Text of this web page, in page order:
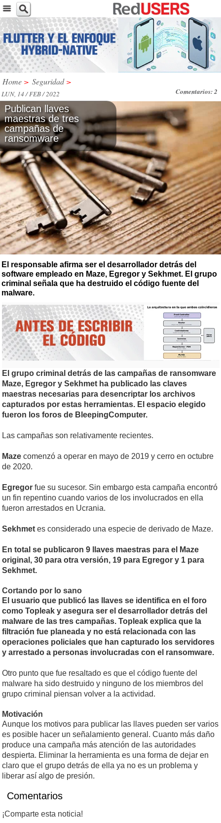
Home > Seguridad >
Comentarios: 2
LUN, 14 / FEB / 2022
Publican llaves
maestras de tres
campañas de
ransomware
El responsable afirma ser el desarrollador detrás del
software empleado en Maze, Egregor y Sekhmet. El grupo
criminal señala que ha destruido el código fuente del
malware.
El grupo criminal detrás de las campañas de ransomware
Maze, Egregor y Sekhmet ha publicado las claves
maestras necesarias para desencriptar los archivos
capturados por estas herramientas. El espacio elegido
fueron los foros de BleepingComputer.
Las campañas son relativamente recientes.
Maze comenzó a operar en mayo de 2019 y cerro en octubre
de 2020.
Egregor fue su sucesor. Sin embargo esta campaña encontró
un fin repentino cuando varios de los involucrados en ella
fueron arrestados en Ucrania.
Sekhmet es considerado una especie de derivado de Maze.
En total se publicaron 9 llaves maestras para el Maze
original, 30 para otra versión, 19 para Egregor y 1 para
Sekhmet.
Cortando por lo sano
El usuario que publicó las llaves se identifica en el foro
como Topleak y asegura ser el desarrollador detrás del
malware de las tres campañas. Topleak explica que la
filtración fue planeada y no está relacionada con las
operaciones policiales que han capturado los servidores
y arrestado a personas involucradas con el ransomware.
Otro punto que fue resaltado es que el código fuente del
malware ha sido destruido y ninguno de los miembros del
grupo criminal piensan volver a la actividad.
Motivación
Aunque los motivos para publicar las llaves pueden ser varios
es posible hacer un señalamiento general. Cuanto más daño
produce una campaña más atención de las autoridades
despierta. Eliminar la herramienta es una forma de dejar en
claro que el grupo detrás de ella ya no es un problema y
liberar así algo de presión.
Comentarios
¡Comparte esta noticia!